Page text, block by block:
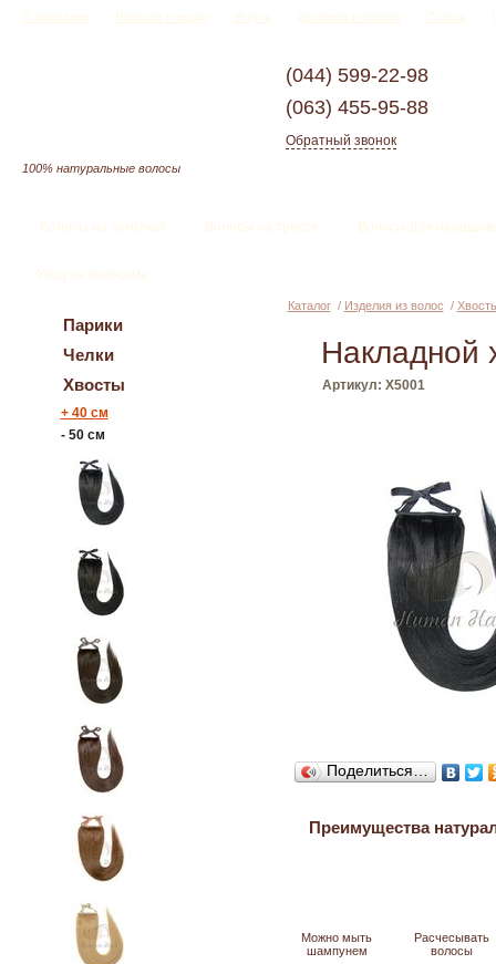
О компании Новости и акции Услуги Доставка и оплата Статьи
100% натуральные волосы
(044) 599-22-98
(063) 455-95-88
Обратный звонок
Волосы на заколках Волосы на трессе Волосы для
Уход за волосами
Парики
Челки
Хвосты
+40 см
-50 см
Каталог/ Изделия из волос /
Накладной
Артикул: X5001
Поделиться…
Преимущества
Можно мыть
шампунем
Расчесывать
волосы